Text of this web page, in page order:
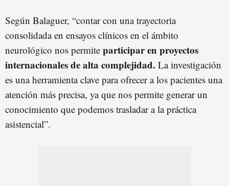
Según Balaguer, “contar con una trayectoria
consolidada en ensayos clínicos en el ámbito
neurológico nos permite participar en proyectos
internacionales de alta complejidad. La investigación
es una herramienta clave para ofrecer a los pacientes una
atención más precisa, ya que nos permite generar un
conocimiento que podemos trasladar a la práctica
asistencial”.